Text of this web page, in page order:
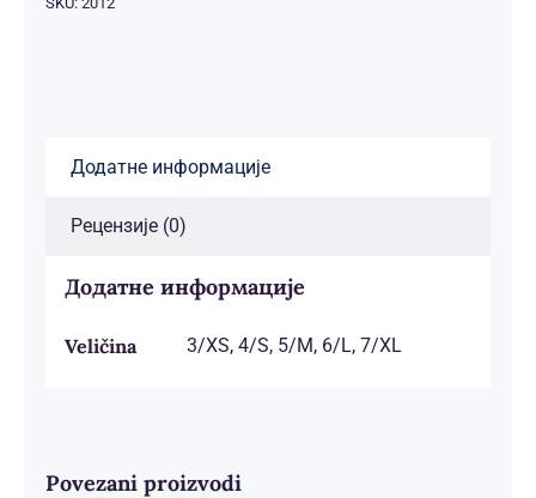
Додатне информације
Рецензије (0)
Додатне информације
Veličina 3/XS, 4/S, 5/M, 6/L, 7/XL
Povezani proizvodi